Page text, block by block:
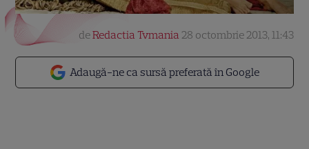
Adaugă-ne ca sursă preferată în Google
deRedactia Tvmania 28 octombrie 2013, 11:43